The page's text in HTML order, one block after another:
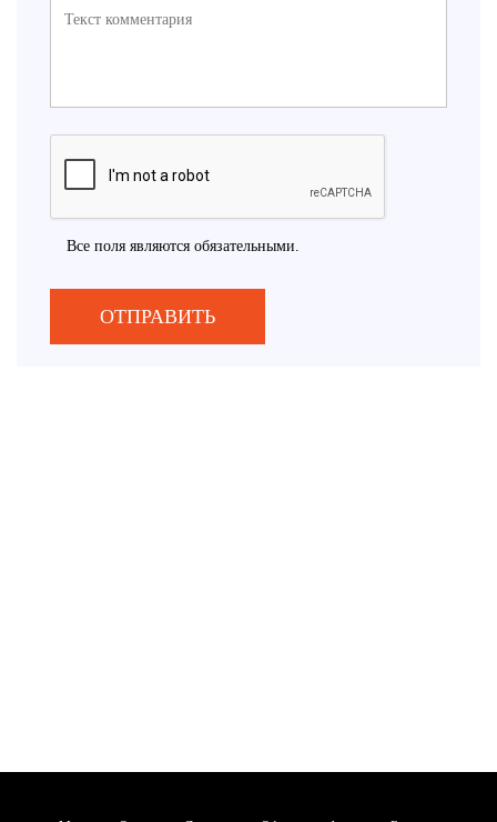
Все поля являются обязательными.
ОТПРАВИТЬ